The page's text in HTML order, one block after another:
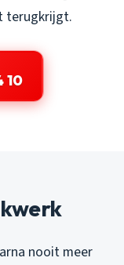
terugkrijgt.
10
nooit meer